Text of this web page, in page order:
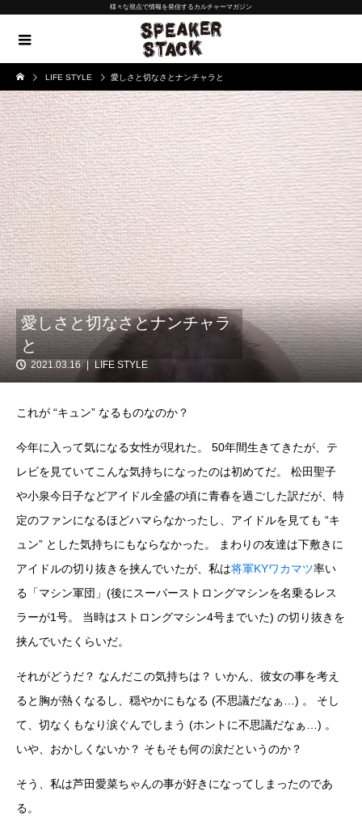
様々な視点で情報を発信するカルチャーマガジン
LIFE STYLE 愛しさと切なさとナンチャラと
愛しさと切なさとナンチャラ
と
2021.03.16 LIFE STYLE
これが “キュン” なるものなのか？
今年に入って気になる女性が現れた。 50年間生きてきたが、テ
レビを見ていてこんな気持ちになったのは初めてだ。 松田聖子
や小泉今日子などアイドル全盛の頃に青春を過ごした訳だが、特
定のファンになるほどハマらなかったし、アイドルを見ても “キ
ュン” とした気持ちにもならなかった。 まわりの友達は下敷きに
アイドルの切り抜きを挟んでいたが、私は将軍KYワカマツ率い
る「マシン軍団」(後にスーパーストロングマシンを名乗るレス
ラーが1号。 当時はストロングマシン4号までいた) の切り抜きを
挟んでいたくらいだ。
それがどうだ？ なんだこの気持ちは？ いかん、彼女の事を考え
ると胸が熱くなるし、穏やかにもなる (不思議だなぁ…) 。 そし
て、切なくもなり涙ぐんでしまう (ホントに不思議だなぁ…) 。
いや、おかしくないか？ そもそも何の涙だというのか？
そう、私は芦田愛菜ちゃんの事が好きになってしまったのであ
る。